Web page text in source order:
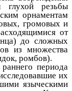
резьбы
орнаментам
громовых и
от
до сложных
из множества
ромбов).
периода
их
языческими